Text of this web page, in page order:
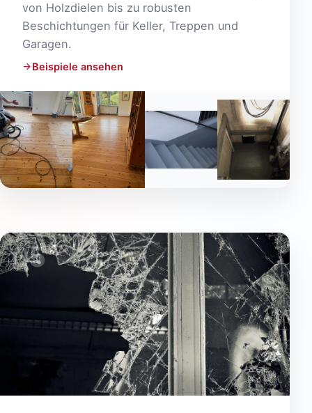
von Holzdielen bis zu robusten
Beschichtungen für Keller, Treppen und
Garagen.
Beispiele ansehen
05